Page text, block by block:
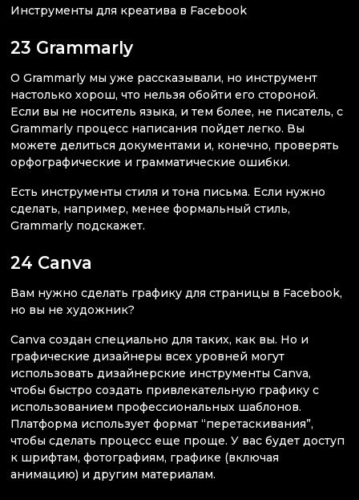
Инструменты для креатива в Facebook
23 Grammarly
О Grammarly мы уже рассказывали, но инструмент
настолько хорош, что нельзя обойти его стороной.
Если вы не носитель языка, и тем более, не писатель, с
Grammarly процесс написания пойдет легко. Вы
можете делиться документами и, конечно, проверять
орфографические и грамматические ошибки.
Есть инструменты стиля и тона письма. Если нужно
сделать, например, менее формальный стиль,
Grammarly подскажет.
24 Canva
Вам нужно сделать графику для страницы в Facebook,
но вы не художник?
Canva создан специально для таких, как вы. Но и
графические дизайнеры всех уровней могут
использовать дизайнерские инструменты Canva,
чтобы быстро создать привлекательную графику с
использованием профессиональных шаблонов.
Платформа использует формат “перетаскивания”,
чтобы сделать процесс еще проще. У вас будет доступ
к шрифтам, фотографиям, графике (включая
анимацию) и другим материалам.